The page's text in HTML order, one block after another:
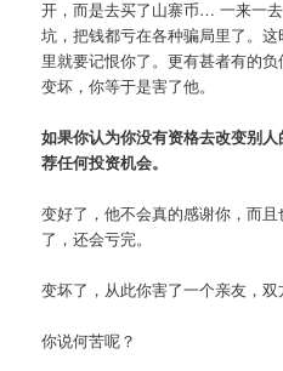
开，而是去买了山寨币… 一来一
坑，把钱都亏在各种骗局里了。
里就要记恨你了。更有甚者有的
变坏，你等于是害了他。
如果你认为你没有资格去改变别
荐任何投资机会。
变好了，他不会真的感谢你，而
了，还会亏完。
变坏了，从此你害了一个亲友，双
你说何苦呢？